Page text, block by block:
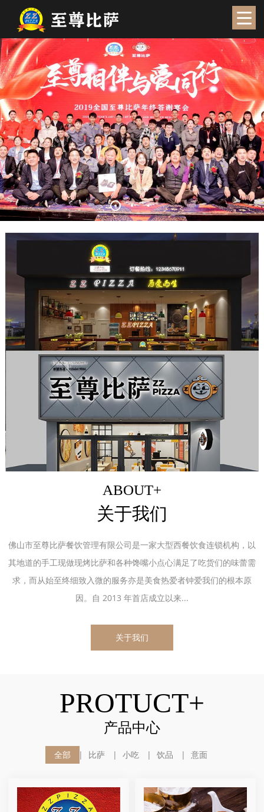
ABOUT+
关于我们
佛山市至尊比萨餐饮管理有限公司是一家大型西餐饮食连锁机构，以
其地道的手工现做现烤比萨和各种馋嘴小点心满足了吃货们的味蕾需
求，而从始至终细致入微的服务亦是美食热爱者钟爱我们的根本原
因。自 2013 年首店成立以来...
关于我们
PROTUCT+
产品中心
全部 比萨 小吃 饮品 意面